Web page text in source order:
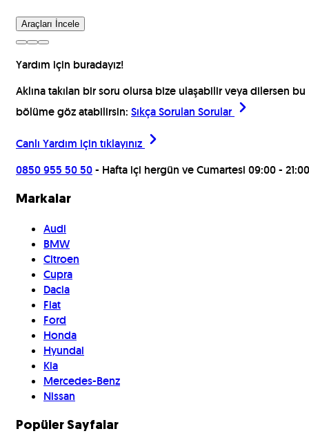
Araçları İncele
Yardım için buradayız!
Aklına takılan bir soru olursa bize ulaşabilir veya dilersen bu
bölüme göz atabilirsin: Sıkça Sorulan Sorular
Canlı Yardım için tıklayınız
0850 955 50 50- Hafta içi hergün ve Cumartesi 09:00 - 21:00
Markalar
Audi
BMW
Citroen
Cupra
Dacia
Fiat
Ford
Honda
Hyundai
Kia
Mercedes-Benz
Nissan
Popüler Sayfalar